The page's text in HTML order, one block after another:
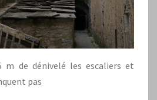
m de dénivelé les escaliers et
pas